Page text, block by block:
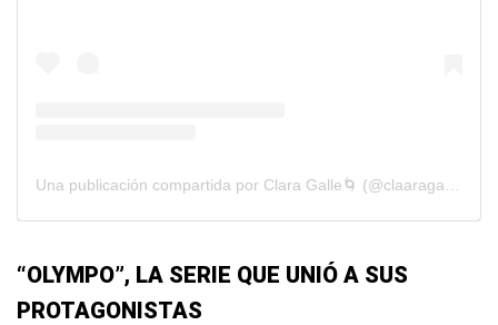
“OLYMPO”, LA SERIE QUE UNIÓ A SUS
PROTAGONISTAS